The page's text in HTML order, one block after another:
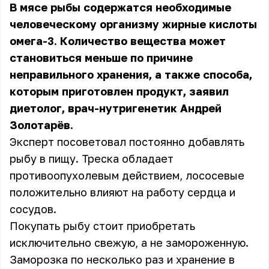
В мясе рыбы содержатся необходимые
человеческому организму жирные кислоты
омега-3. Количество вещества может
становиться меньше по причине
неправильного хранения, а также способа,
которым приготовлен продукт, заявил
диетолог, врач-нутригенетик Андрей
Золотарёв.
Эксперт посоветовал постоянно добавлять
рыбу в пищу. Треска обладает
противоопухолевым действием, лососевые
положительно влияют на работу сердца и
сосудов.
Покупать рыбу стоит приобретать
исключительно свежую, а не замороженную.
Заморозка по несколько раз и хранение в